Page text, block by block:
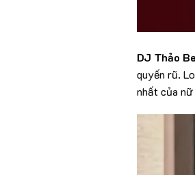
DJ Thảo
quyến rũ.
nhất của nữ